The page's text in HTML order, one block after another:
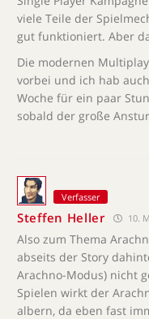
viele Teile der
gut funktioniert. Aber
Die modernen
vorbei und ich hab
Woche für ein paar
sobald der große
Verfasser
Steffen Heller 10.
Also zum Thema
abseits der Story
Arachno-Modus) nicht
Spielen wirkt der
albern, da eben fast